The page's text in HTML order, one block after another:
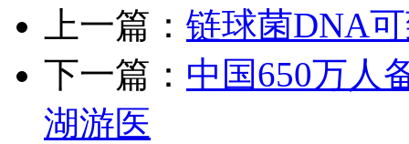
上一篇： 链球菌DNA
下一篇： 中国650万人
湖游医